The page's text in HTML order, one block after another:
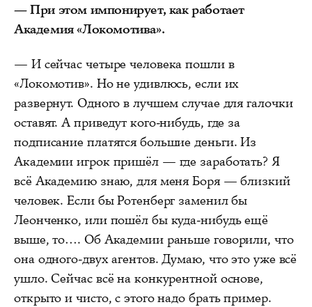
— При этом импонирует, как работает
Академия «Локомотива».
— И сейчас четыре человека пошли в
«Локомотив». Но не удивлюсь, если их
развернут. Одного в лучшем случае для галочки
оставят. А приведут кого-нибудь, где за
подписание платятся большие деньги. Из
Академии игрок пришёл — где заработать? Я
всё Академию знаю, для меня Боря — близкий
человек. Если бы Ротенберг заменил бы
Леонченко, или пошёл бы куда-нибудь ещё
выше, то…. Об Академии раньше говорили, что
она одного-двух агентов. Думаю, что это уже всё
ушло. Сейчас всё на конкурентной основе,
открыто и чисто, с этого надо брать пример.